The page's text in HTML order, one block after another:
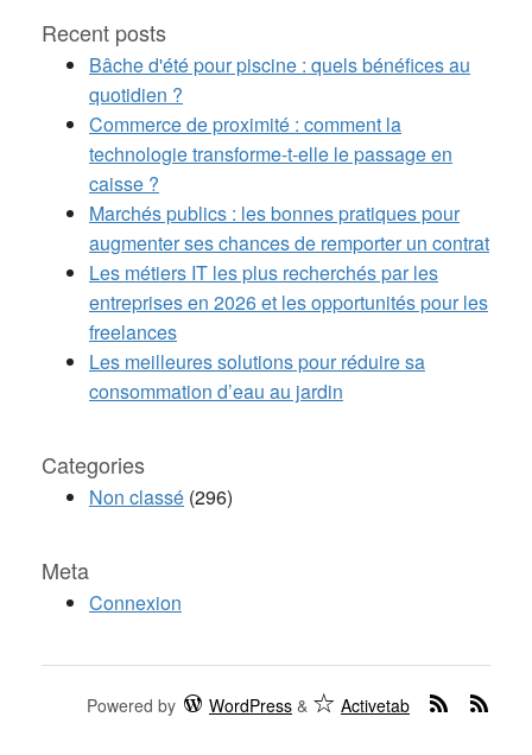
Recent posts
Bâche d'été pour piscine : quels bénéfices au
quotidien ?
Commerce de proximité : comment la
technologie transforme-t-elle le passage en
caisse ?
Marchés publics : les bonnes pratiques pour
augmenter ses chances de remporter un contrat
Les métiers IT les plus recherchés par les
entreprises en 2026 et les opportunités pour les
freelances
Les meilleures solutions pour réduire sa
consommation d’eau au jardin
Categories
Non classé (296)
Meta
Connexion
Powered by WordPress & Activetab